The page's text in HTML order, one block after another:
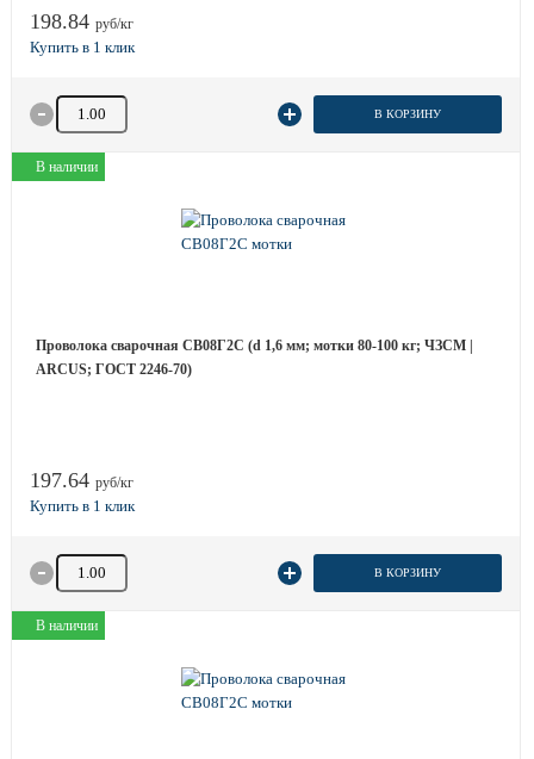
198.84 руб/кг
Количество товара В КОРЗИНУ
В наличии
Проволока сварочная СВ08Г2С (d 1,6 мм; мотки 80-100 кг; ЧЗСМ |
ARCUS; ГОСТ 2246-70)
197.64 руб/кг
Количество товара В КОРЗИНУ
В наличии